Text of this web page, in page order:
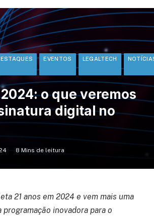
EVENTOS LEGALTECH
o que veremos
digital no
8 Mins de leitura
21 anos em 2024 e vem mais uma
programação inovadora para o